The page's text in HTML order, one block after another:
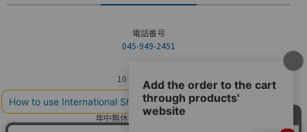
電話番号
045-949-2451
10：00～19：00
定休日
年中無休（年末年始を除く）